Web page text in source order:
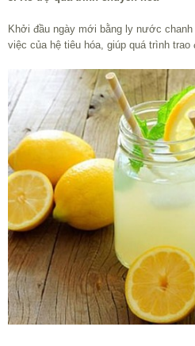
Khởi đầu ngày mới bằng ly nước
việc của hệ tiêu hóa, giúp quá trình trao